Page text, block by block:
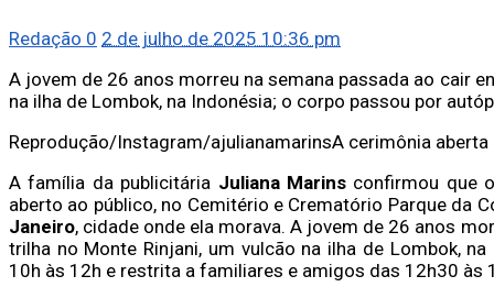
Redação 0 2 de julho de 2025 10:36 pm
A jovem de 26 anos morreu na semana passada ao cair
na ilha de Lombok, na Indonésia; o corpo passou por
Reprodução/Instagram/ajulianamarinsA cerimônia
A família da publicitária Juliana Marinsconfirmou que
aberto ao público, no Cemitério e Crematório Parque da
Janeiro, cidade onde ela morava. A jovem de 26 anos
trilha no Monte Rinjani, um vulcão na ilha de Lombok, na
10h às 12h e restrita a familiares e amigos das 12h30 às